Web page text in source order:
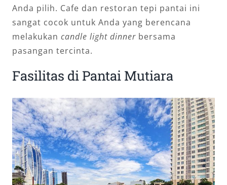
Anda pilih. Cafe dan restoran tepi pantai ini
sangat cocok untuk Anda yang berencana
melakukan candle light dinner bersama
pasangan tercinta.
Fasilitas di Pantai Mutiara